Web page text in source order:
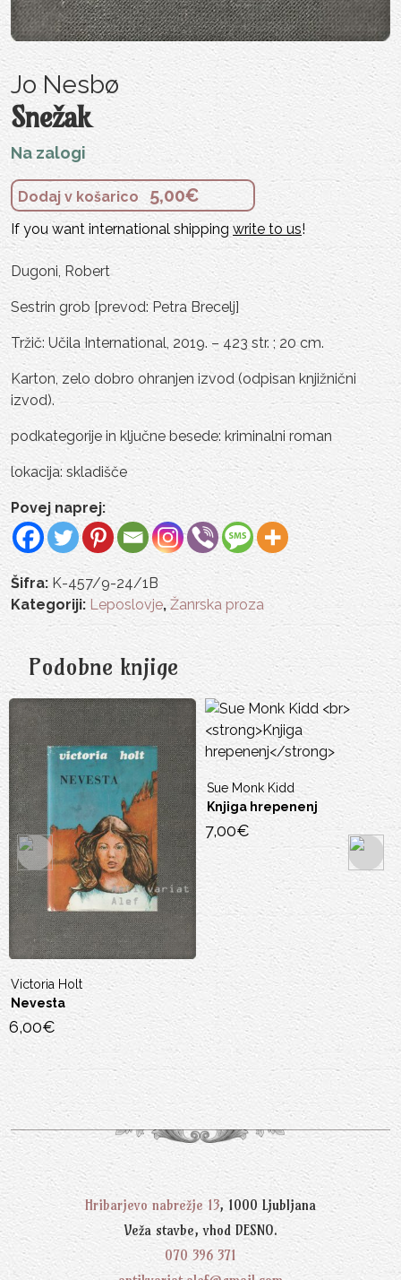
Jo Nesbø
Snežak
Na zalogi
Dodaj v košarico 5,00€
If you want international shipping write to us!
Dugoni, Robert
Sestrin grob [prevod: Petra Brecelj]
Tržič: Učila International, 2019. – 423 str. ; 20 cm.
Karton, zelo dobro ohranjen izvod (odpisan knjižnični
izvod).
podkategorije in ključne besede: kriminalni roman
lokacija: skladišče
Povej naprej:
Šifra:K-457/9-24/1B
Kategoriji: Leposlovje, Žanrska proza
Podobne knjige
Sue Monk Kidd
Knjiga hrepenenj
7,00€
Stephenie Meyer
Duša
6,00
Hribarjevo nabrežje 13, 1000 Ljubljana
Veža stavbe, vhod DESNO.
070 396 371